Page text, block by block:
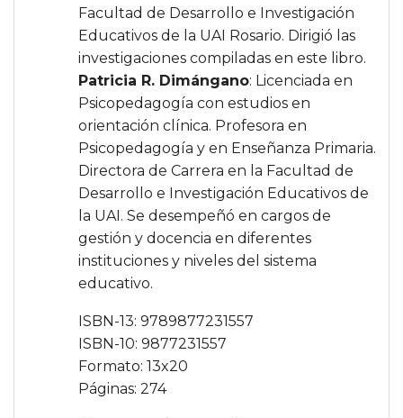
Facultad de Desarrollo e Investigación
Educativos de la UAI Rosario. Dirigió las
investigaciones compiladas en este libro.
Patricia R. Dimángano: Licenciada en
Psicopedagogía con estudios en
orientación clínica. Profesora en
Psicopedagogía y en Enseñanza Primaria.
Directora de Carrera en la Facultad de
Desarrollo e Investigación Educativos de
la UAI. Se desempeñó en cargos de
gestión y docencia en diferentes
instituciones y niveles del sistema
educativo.
ISBN-13: 9789877231557
ISBN-10: 9877231557
Formato: 13x20
Páginas: 274